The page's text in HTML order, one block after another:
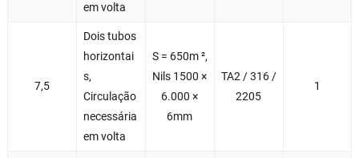
em volta
7,5
Dois tubos
horizontai
s,
Circulação
necessária
em volta
S = 650m ²,
Nils 1500 ×
6.000 ×
6mm
TA2 / 316 /
2205
1